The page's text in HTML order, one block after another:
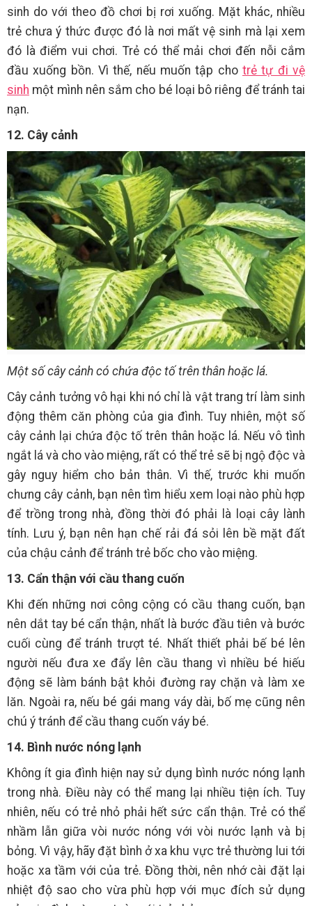
sinh do với theo đồ chơi bị rơi xuống. Mặt khác, nhiều
trẻ chưa ý thức được đó là nơi mất vệ sinh mà lại xem
đó là điểm vui chơi. Trẻ có thể mải chơi đến nỗi cắm
đầu xuống bồn. Vì thế, nếu muốn tập cho trẻ tự đi vệ
sinh một mình nên sắm cho bé loại bô riêng để tránh tai
nạn.
12. Cây cảnh
Một số cây cảnh có chứa độc tố trên thân hoặc lá.
Cây cảnh tưởng vô hại khi nó chỉ là vật trang trí làm sinh
động thêm căn phòng của gia đình. Tuy nhiên, một số
cây cảnh lại chứa độc tố trên thân hoặc lá. Nếu vô tình
ngắt lá và cho vào miệng, rất có thể trẻ sẽ bị ngộ độc và
gây nguy hiểm cho bản thân. Vì thế, trước khi muốn
chưng cây cảnh, bạn nên tìm hiểu xem loại nào phù hợp
để trồng trong nhà, đồng thời đó phải là loại cây lành
tính. Lưu ý, bạn nên hạn chế rải đá sỏi lên bề mặt đất
của chậu cảnh để tránh trẻ bốc cho vào miệng.
13. Cẩn thận với cầu thang cuốn
Khi đến những nơi công cộng có cầu thang cuốn, bạn
nên dắt tay bé cẩn thận, nhất là bước đầu tiên và bước
cuối cùng để tránh trượt té. Nhất thiết phải bế bé lên
người nếu đưa xe đẩy lên cầu thang vì nhiều bé hiếu
động sẽ làm bánh bật khỏi đường ray chặn và làm xe
lăn. Ngoài ra, nếu bé gái mang váy dài, bố mẹ cũng nên
chú ý tránh để cầu thang cuốn váy bé.
14. Bình nước nóng lạnh
Không ít gia đình hiện nay sử dụng bình nước nóng lạnh
trong nhà. Điều này có thể mang lại nhiều tiện ích. Tuy
nhiên, nếu có trẻ nhỏ phải hết sức cẩn thận. Trẻ có thể
nhầm lẫn giữa vòi nước nóng với vòi nước lạnh và bị
bỏng. Vì vậy, hãy đặt bình ở xa khu vực trẻ thường lui tới
hoặc xa tầm với của trẻ. Đồng thời, nên nhớ cài đặt lại
nhiệt độ sao cho vừa phù hợp với mục đích sử dụng